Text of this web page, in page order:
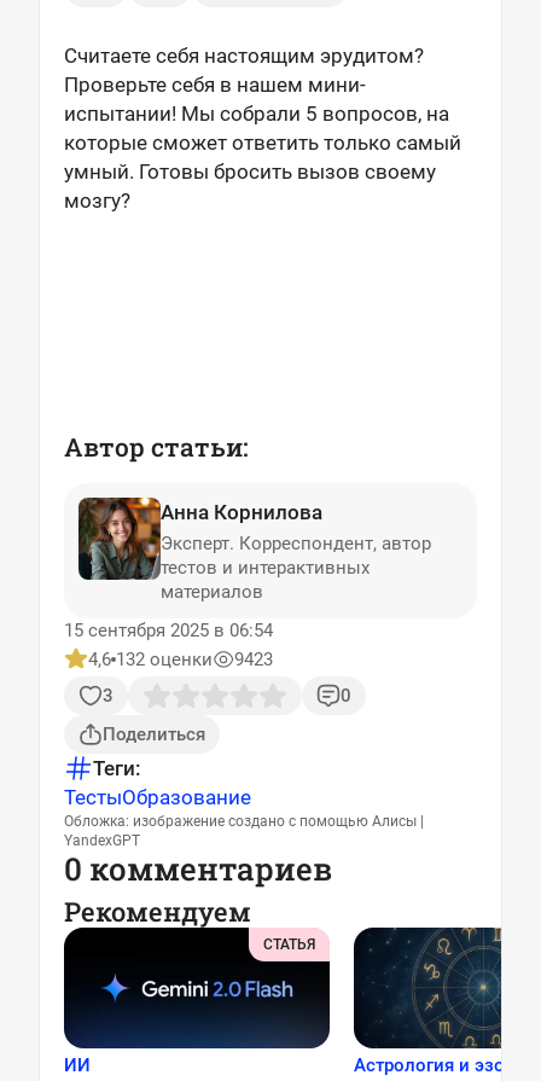
Считаете себя настоящим эрудитом?
Проверьте себя в нашем мини-
испытании! Мы собрали 5 вопросов, на
которые сможет ответить только самый
умный. Готовы бросить вызов своему
мозгу?
Автор статьи:
Анна Корнилова
Эксперт. Корреспондент, автор
тестов и интерактивных
материалов
15 сентября 2025 в 06:54
4,6 132 оценки
9423
3
0
Поделиться
Теги:
ТестыОбразование
Обложка: изображение создано с помощью Алисы |
YandexGPT
0 комментариев
Рекомендуем
СТАТЬЯ
ИИ Астрология и